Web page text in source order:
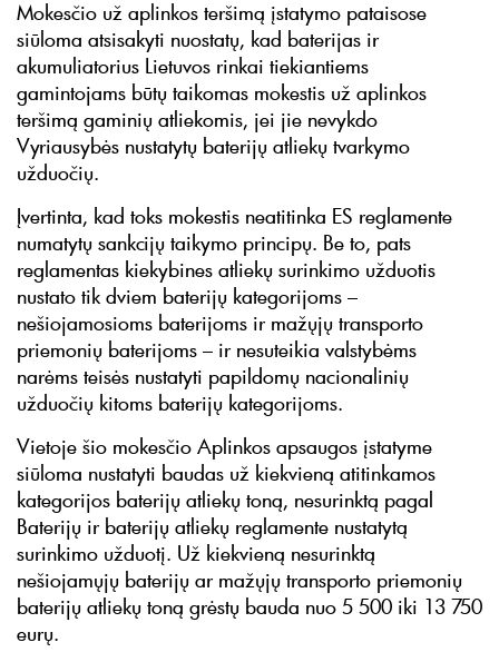
Mokesčio už aplinkos teršimą įstatymo pataisose
siūloma atsisakyti nuostatų, kad baterijas ir
akumuliatorius Lietuvos rinkai tiekiantiems
gamintojams būtų taikomas mokestis už aplinkos
teršimą gaminių atliekomis, jei jie nevykdo
Vyriausybės nustatytų baterijų atliekų tvarkymo
užduočių.
Įvertinta, kad toks mokestis neatitinka ES reglamente
numatytų sankcijų taikymo principų. Be to, pats
reglamentas kiekybines atliekų surinkimo užduotis
nustato tik dviem baterijų kategorijoms –
nešiojamosioms baterijoms ir mažųjų transporto
priemonių baterijoms – ir nesuteikia valstybėms
narėms teisės nustatyti papildomų nacionalinių
užduočių kitoms baterijų kategorijoms.
Vietoje šio mokesčio Aplinkos apsaugos įstatyme
siūloma nustatyti baudas už kiekvieną atitinkamos
kategorijos baterijų atliekų toną, nesurinktą pagal
Baterijų ir baterijų atliekų reglamente nustatytą
surinkimo užduotį. Už kiekvieną nesurinktą
nešiojamųjų baterijų ar mažųjų transporto priemonių
baterijų atliekų toną grėstų bauda nuo 5 500 iki 13 750
eurų.